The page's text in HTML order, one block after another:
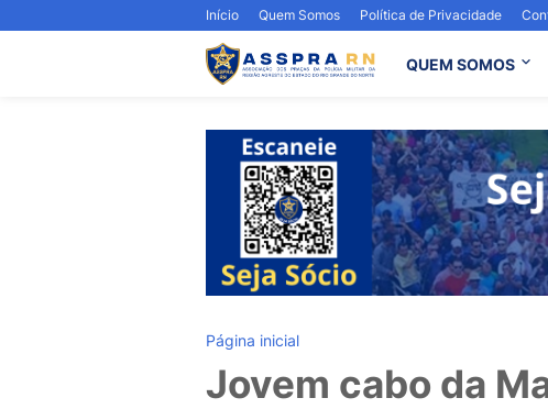
Início Quem Somos Política de Privacidade
QUEM SOMOS
Página inicial
Jovem cabo da